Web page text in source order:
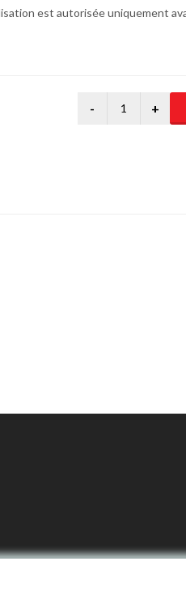
est autorisée uniquement